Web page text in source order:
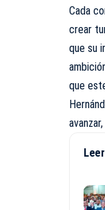
Cada
crear
que su
que